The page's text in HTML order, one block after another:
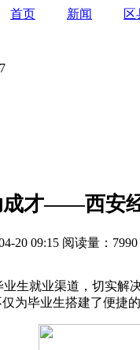
首页 新闻 区
才——西安
20 09:15 阅读量： 7990
就业渠道，切实解
为毕业生搭建了便捷